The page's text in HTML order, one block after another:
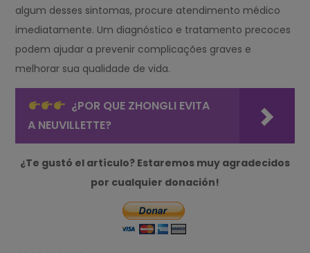
algum desses sintomas, procure atendimento médico
imediatamente. Um diagnóstico e tratamento precoces
podem ajudar a prevenir complicações graves e
melhorar sua qualidade de vida.
¿POR QUE ZHONGLI EVITA
A NEUVILLETTE?
¿Te gustó el artículo? Estaremos muy agradecidos
por cualquier donación!